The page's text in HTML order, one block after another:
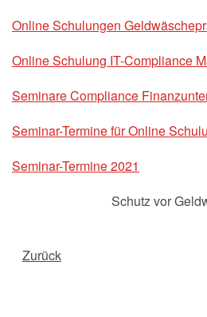
Online Schulungen
Online Schulung IT-Compliance
Seminare Compliance
Seminar-Termine für Online
Seminar-Termine 2021
Schutz vor
Zurück